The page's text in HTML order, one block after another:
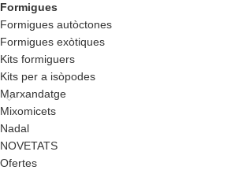
Formigues
Formigues autòctones
Formigues exòtiques
Kits formiguers
Kits per a isòpodes
Marxandatge
Mixomicets
Nadal
NOVETATS
Ofertes